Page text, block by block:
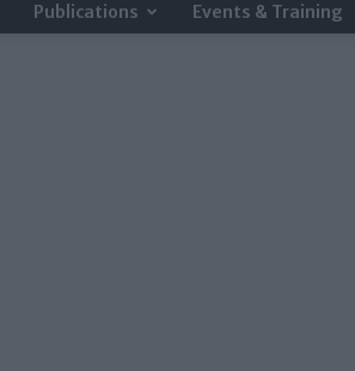
Publications Events & Training